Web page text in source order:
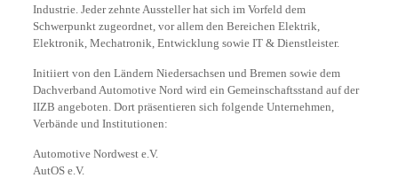
Industrie. Jeder zehnte Aussteller hat sich im Vorfeld dem
Schwerpunkt zugeordnet, vor allem den Bereichen Elektrik,
Elektronik, Mechatronik, Entwicklung sowie IT & Dienstleister.
Initiiert von den Ländern Niedersachsen und Bremen sowie dem
Dachverband Automotive Nord wird ein Gemeinschaftsstand auf der
IIZB angeboten. Dort präsentieren sich folgende Unternehmen,
Verbände und Institutionen:
Automotive Nordwest e.V.
AutOS e.V.